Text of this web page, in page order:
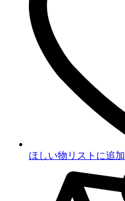
ほしい物リストに追加